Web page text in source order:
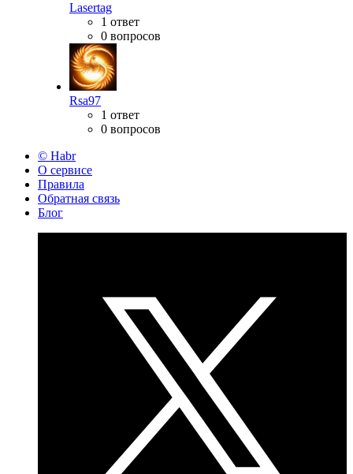
Lasertag
1 ответ
0 вопросов
Rsa97
1 ответ
0 вопросов
© Habr
О сервисе
Правила
Обратная связь
Блог